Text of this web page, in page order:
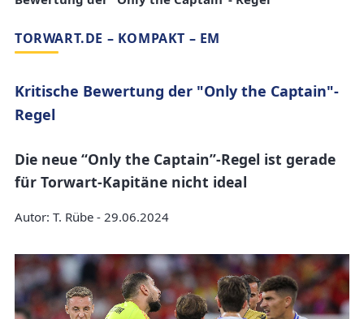
TORWART.DE – KOMPAKT – EM
Kritische Bewertung der "Only the Captain"-
Regel
Die neue “Only the Captain”-Regel ist gerade
für Torwart-Kapitäne nicht ideal
Autor: T. Rübe - 29.06.2024